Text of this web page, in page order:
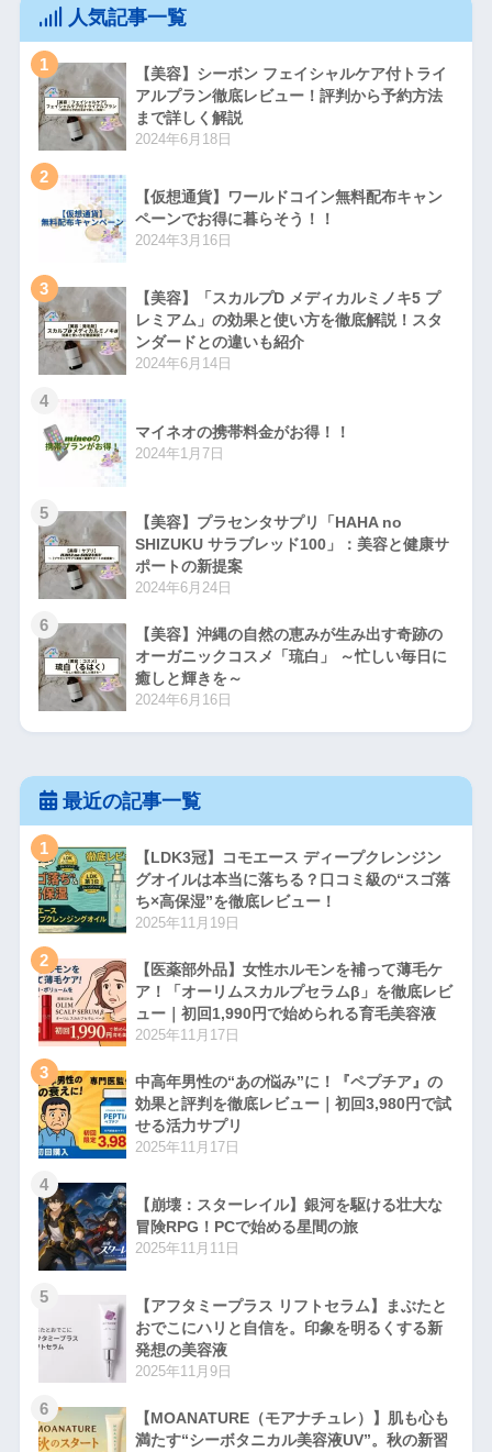
人気記事一覧
1
【美容】シーボン フェイシャルケア付トライ
アルプラン徹底レビュー！評判から予約方法
まで詳しく解説
2024年6月18日
2
【仮想通貨】ワールドコイン無料配布キャン
ペーンでお得に暮らそう！！
2024年3月16日
3
【美容】「スカルプD メディカルミノキ5 プ
レミアム」の効果と使い方を徹底解説！スタ
ンダードとの違いも紹介
2024年6月14日
4
マイネオの携帯料金がお得！！
2024年1月7日
5
【美容】プラセンタサプリ「HAHA no
SHIZUKU サラブレッド100」：美容と健康サ
ポートの新提案
2024年6月24日
6
【美容】沖縄の自然の恵みが生み出す奇跡の
オーガニックコスメ「琉白」 ～忙しい毎日に
癒しと輝きを～
2024年6月16日
最近の記事一覧
1
【LDK3冠】コモエース ディープクレンジン
グオイルは本当に落ちる？口コミ級の“スゴ落
ち×高保湿”を徹底レビュー！
2025年11月19日
2
【医薬部外品】女性ホルモンを補って薄毛ケ
ア！「オーリムスカルプセラムβ」を徹底レビ
ュー｜初回1,990円で始められる育毛美容液
2025年11月17日
3
中高年男性の“あの悩み”に！『ペプチア』の
効果と評判を徹底レビュー｜初回3,980円で試
せる活力サプリ
2025年11月17日
4
【崩壊：スターレイル】銀河を駆ける壮大な
冒険RPG！PCで始める星間の旅
2025年11月11日
5
【アフタミープラス リフトセラム】まぶたと
おでこにハリと自信を。印象を明るくする新
発想の美容液
2025年11月9日
6
【MOANATURE（モアナチュレ）】肌も心も
満たす“シーボタニカル美容液UV”。秋の新習